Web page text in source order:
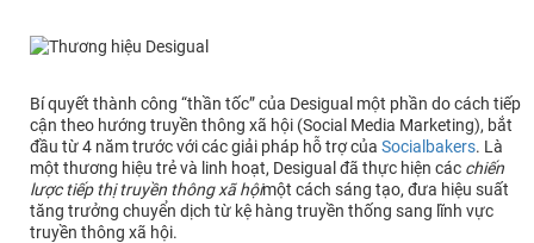
Bí quyết thành công “thần tốc” của Desigual một phần do cách tiếp
cận theo hướng truyền thông xã hội (Social Media Marketing), bắt
đầu từ 4 năm trước với các giải pháp hỗ trợ của Socialbakers. Là
một thương hiệu trẻ và linh hoạt, Desigual đã thực hiện các chiến
lược tiếp thị truyền thông xã hộimột cách sáng tạo, đưa hiệu suất
tăng trưởng chuyển dịch từ kệ hàng truyền thống sang lĩnh vực
truyền thông xã hội.